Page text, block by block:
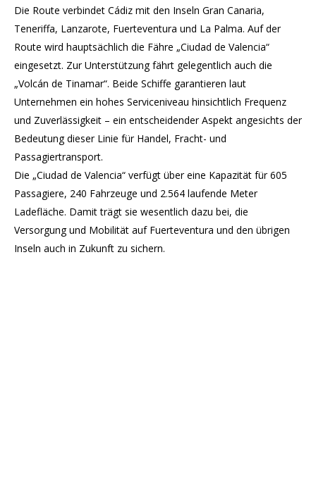
Die Route verbindet Cádiz mit den Inseln Gran Canaria,
Teneriffa, Lanzarote, Fuerteventura und La Palma. Auf der
Route wird hauptsächlich die Fähre „Ciudad de Valencia“
eingesetzt. Zur Unterstützung fährt gelegentlich auch die
„Volcán de Tinamar“. Beide Schiffe garantieren laut
Unternehmen ein hohes Serviceniveau hinsichtlich Frequenz
und Zuverlässigkeit – ein entscheidender Aspekt angesichts der
Bedeutung dieser Linie für Handel, Fracht- und
Passagiertransport.
Die „Ciudad de Valencia“ verfügt über eine Kapazität für 605
Passagiere, 240 Fahrzeuge und 2.564 laufende Meter
Ladefläche. Damit trägt sie wesentlich dazu bei, die
Versorgung und Mobilität auf Fuerteventura und den übrigen
Inseln auch in Zukunft zu sichern.